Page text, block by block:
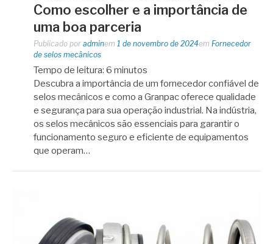
Como escolher e a importância de
uma boa parceria
Publicado por adminem 1 de novembro de 2024em Fornecedor
de selos mecânicos
Tempo de leitura: 6 minutos
Descubra a importância de um fornecedor confiável de
selos mecânicos e como a Granpac oferece qualidade
e segurança para sua operação industrial. Na indústria,
os selos mecânicos são essenciais para garantir o
funcionamento seguro e eficiente de equipamentos
que operam…